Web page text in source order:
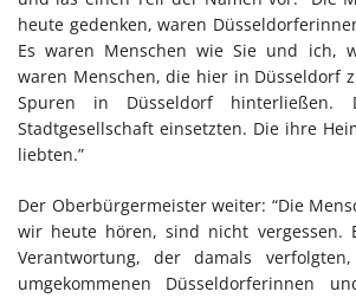
heute gedenken, waren
Es waren Menschen wie Sie und ich,
waren Menschen, die hier in Düsseldorf
Spuren in Düsseldorf
Stadtgesellschaft einsetzten. Die ihre
liebten.”
Der Oberbürgermeister weiter: “Die
wir heute hören, sind nicht vergessen.
Verantwortung, der damals
umgekommenen Düsseldorferinnen